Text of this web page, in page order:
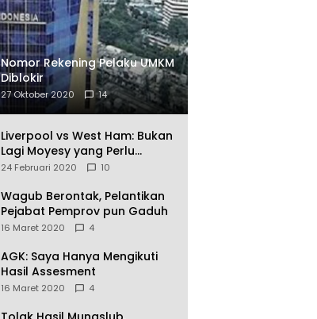
Nomor Rekening Pelaku UMKM
Diblokir
27 Oktober 2020 14
Liverpool vs West Ham: Bukan
Lagi Moyesy yang Perlu
Ditakuti
24 Februari 2020 10
Wagub Berontak, Pelantikan
Pejabat Pemprov pun Gaduh
16 Maret 2020 4
AGK: Saya Hanya Mengikuti
Hasil Assesment
16 Maret 2020 4